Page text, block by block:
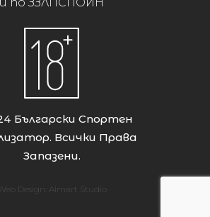
Български Спортен
Всички Права
Запазени.
Web Design: Almart Studio